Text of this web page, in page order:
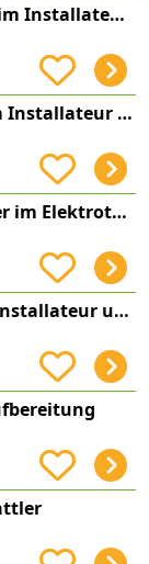
Bernhard Meyer Meister im Installateur und Heizungsbauer-Handwerk
Horst Schmidt Meister im Installateur und Heizungsbauer-Handwerk
Michael Ringsdorf Meister im Elektrotechnikerhandwerk
Steffen Krug Meister im Installateur und Heizungsbauer-Handwerk